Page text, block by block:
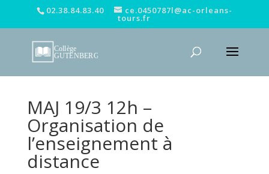
02.38.84.83.40 ce.0450787l@ac-orleans-
tours.fr
MAJ 19/3 12h –
Organisation de
l’enseignement à
distance